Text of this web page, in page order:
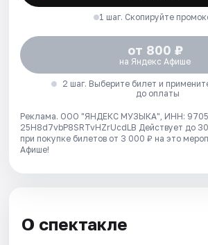
1 шаг. Скопируйте
от 800 ₽
на Яндекс Афише
2 шаг. Выберите билет и
до оплаты
Реклама. ООО "ЯНДЕКС МУЗЫКА", ИНН:
25H8d7vbP8SRTvHZrUcdLB Действует до
при покупке билетов от 3 000 ₽ на это
Афише!
О спектакле